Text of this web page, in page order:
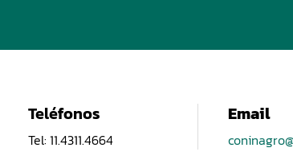
Teléfonos
Tel: 11.4311.4664
Email